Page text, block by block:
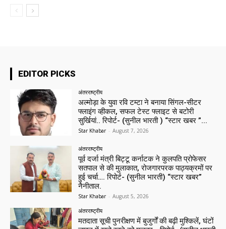
EDITOR PICKS
अंतरराष्ट्रीय
अल्मोड़ा के युवा रवि टम्टा ने बनाया सिंगल-सीटर
फ्लाइंग व्हीकल, सफल टेस्ट फ्लाइट से बटोरी
सुर्खियां.. रिपोर्ट- (सुनील भारती ) “स्टार खबर ”...
Star Khabar - August 7, 2026
अंतरराष्ट्रीय
पूर्व दर्जा मंत्री बिट्टू कर्नाटक ने कुलपति प्रोफेसर
सतपाल से की मुलाकात, रोजगारपरक पाठ्यक्रमों पर
हुई चर्चा…. रिपोर्ट- (सुनील भारती) “स्टार खबर”
नैनीताल.
Star Khabar - August 5, 2026
अंतरराष्ट्रीय
मतदाता सूची पुनरीक्षण में बुजुर्गों की बढ़ी मुश्किलें, घंटों